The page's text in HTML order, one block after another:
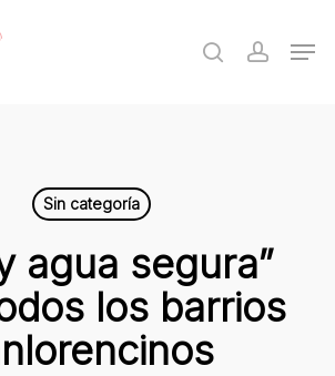
search
Sin categoría
agua segura”
los barrios